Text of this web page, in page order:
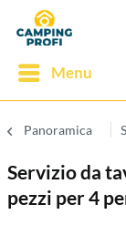
Menu
Panoramica
Servizio da
pezzi per 4